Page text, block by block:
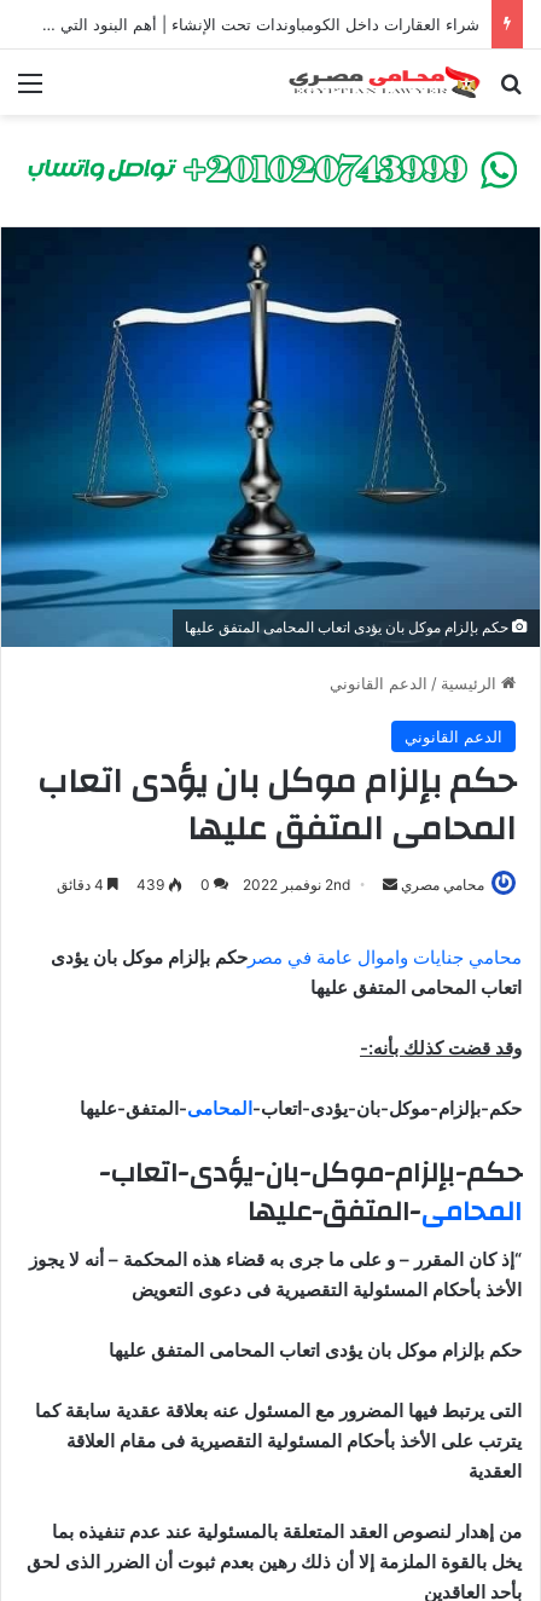
شراء العقارات داخل الكومباوندات تحت الإنشاء | أهم البنود التي تحمي المشتري في القانون المصري
بحث عن
حكم بإلزام موكل بان يؤدى اتعاب المحامى المتفق عليها
الرئيسية / الدعم القانوني
الدعم القانوني
حكم بإلزام موكل بان يؤدى اتعاب
المحامى المتفق عليها
محامي مصري
أرسل 2nd نوفمبر 2022 0
439
محامي جنايات واموال عامة في مصر حكم بإلزام موكل بان يؤدى
اتعاب المحامى المتفق عليها
وقد قضت كذلك بأنه:-
حكم-بإلزام-موكل-بان-يؤدى-اتعاب-المحامى-المتفق-عليها
حكم-بإلزام-موكل-بان-يؤدى-اتعاب-
المحامى-المتفق-عليها
“إذ كان المقرر – و على ما جرى به قضاء هذه المحكمة – أنه لا يجوز
الأخذ بأحكام المسئولية التقصيرية فى دعوى التعويض
حكم بإلزام موكل بان يؤدى اتعاب المحامى المتفق عليها
التى يرتبط فيها المضرور مع المسئول عنه بعلاقة عقدية سابقة كما
يترتب على الأخذ بأحكام المسئولية التقصيرية فى مقام العلاقة
العقدية
من إهدار لنصوص العقد المتعلقة بالمسئولية عند عدم تنفيذه بما
يخل بالقوة الملزمة إلا أن ذلك رهين بعدم ثبوت أن الضرر الذى لحق
بأحد العاقدين